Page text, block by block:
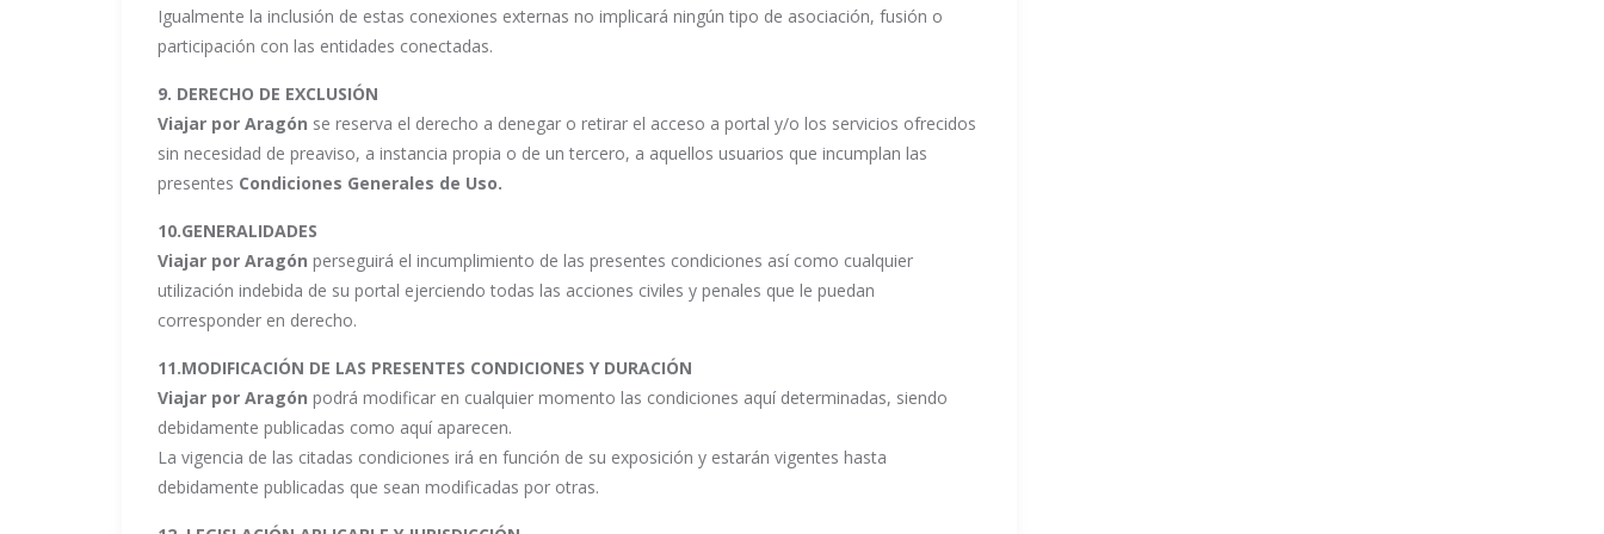
Igualmente la inclusión de estas conexiones externas no implicará ningún tipo de asociación, fusión o
participación con las entidades conectadas.
9. DERECHO DE EXCLUSIÓN
Viajar por Aragón se reserva el derecho a denegar o retirar el acceso a portal y/o los servicios ofrecidos
sin necesidad de preaviso, a instancia propia o de un tercero, a aquellos usuarios que incumplan las
presentes Condiciones Generales de Uso.
10.GENERALIDADES
Viajar por Aragón perseguirá el incumplimiento de las presentes condiciones así como cualquier
utilización indebida de su portal ejerciendo todas las acciones civiles y penales que le puedan
corresponder en derecho.
11.MODIFICACIÓN DE LAS PRESENTES CONDICIONES Y DURACIÓN
Viajar por Aragón podrá modificar en cualquier momento las condiciones aquí determinadas, siendo
debidamente publicadas como aquí aparecen.
La vigencia de las citadas condiciones irá en función de su exposición y estarán vigentes hasta
debidamente publicadas que sean modificadas por otras.